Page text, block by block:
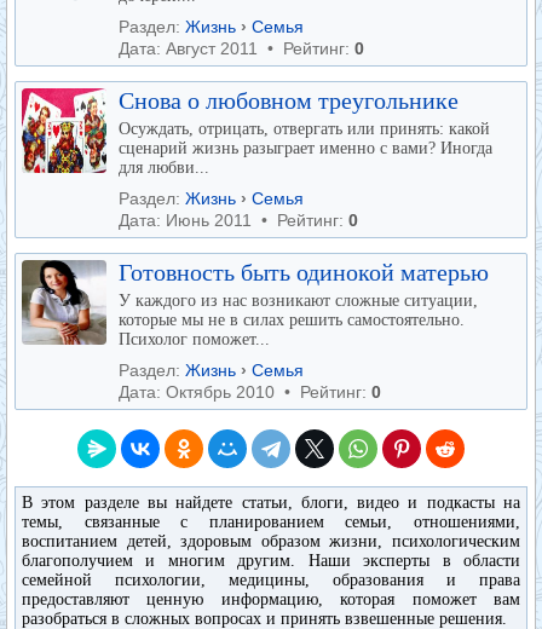
Раздел: Жизнь › Семья
Дата: Август 2011 • Рейтинг: 0
Снова о любовном треугольнике
Осуждать, отрицать, отвергать или принять: какой
сценарий жизнь разыграет именно с вами? Иногда
для любви...
Раздел: Жизнь › Семья
Дата: Июнь 2011 • Рейтинг: 0
Готовность быть одинокой матерью
У каждого из нас возникают сложные ситуации,
которые мы не в силах решить самостоятельно.
Психолог поможет...
Раздел: Жизнь › Семья
Дата: Октябрь 2010 • Рейтинг: 0
В этом разделе вы найдете статьи, блоги, видео и подкасты на
темы, связанные с планированием семьи, отношениями,
воспитанием детей, здоровым образом жизни, психологическим
благополучием и многим другим. Наши эксперты в области
семейной психологии, медицины, образования и права
предоставляют ценную информацию, которая поможет вам
разобраться в сложных вопросах и принять взвешенные решения.